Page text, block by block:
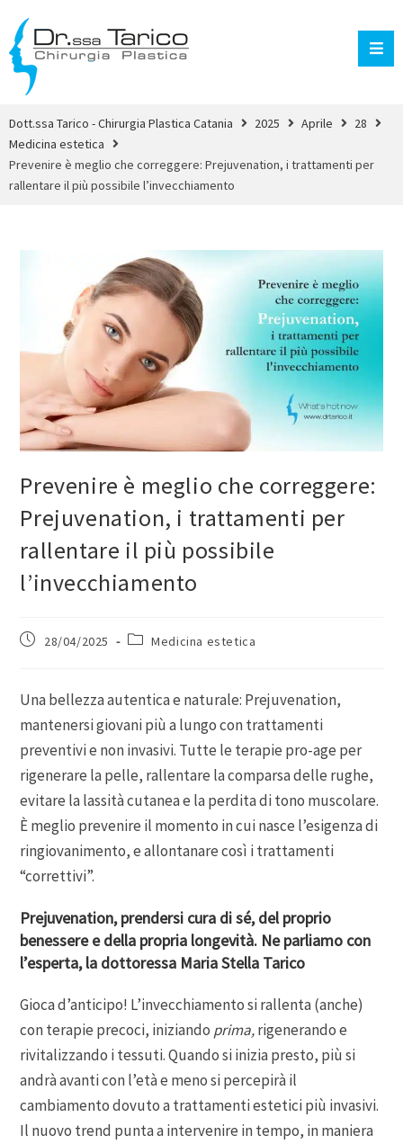
Dott.ssa Tarico - Chirurgia Plastica Catania 2025 Aprile
28
Medicina estetica
Prevenire è meglio che correggere: Prejuvenation, i trattamenti per
rallentare il più possibile l’invecchiamento
Prevenire è meglio che correggere:
Prejuvenation, i trattamenti per
rallentare il più possibile
l’invecchiamento
28/04/2025 Medicina estetica
Una bellezza autentica e naturale: Prejuvenation,
mantenersi giovani più a lungo con trattamenti
preventivi e non invasivi. Tutte le terapie pro-age per
rigenerare la pelle, rallentare la comparsa delle rughe,
evitare la lassità cutanea e la perdita di tono muscolare.
È meglio prevenire il momento in cui nasce l’esigenza di
ringiovanimento, e allontanare così i trattamenti
“correttivi”.
Prejuvenation, prendersi cura di sé, del proprio
benessere e della propria longevità. Ne parliamo con
l’esperta, la dottoressa Maria Stella Tarico
Gioca d’anticipo! L’invecchiamento si rallenta (anche)
con terapie precoci, iniziando prima,rigenerando e
rivitalizzando i tessuti. Quando si inizia presto, più si
andrà avanti con l’età e meno si percepirà il
cambiamento dovuto a trattamenti estetici più invasivi.
Il nuovo trend punta a intervenire in tempo, in maniera